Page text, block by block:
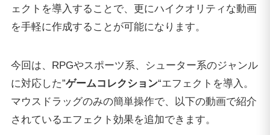
ェクトを導入することで、更にハイクオリティな動画
を手軽に作成することが可能になります。
今回は、RPGやスポーツ系、シューター系のジャンル
に対応した”ゲームコレクション“エフェクトを導入。
マウスドラッグのみの簡単操作で、以下の動画で紹介
されているエフェクト効果を追加できます。